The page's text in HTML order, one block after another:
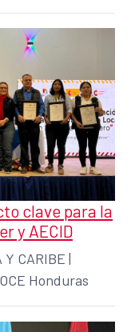
clave para la
y AECID
Y CARIBE |
OCE Honduras